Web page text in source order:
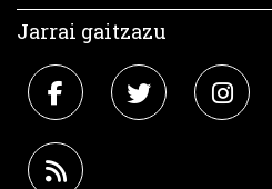
Jarrai gaitzazu